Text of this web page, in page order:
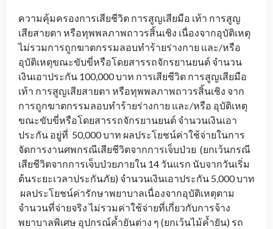
ความคุ้มครองการเสียชีวิต การสูญเสียมือ เท้า การสูญ
เสียสายตา หรือทุพพลภาพถาวรสิ้นเชิง เนื่องจากอุบัติเหตุ
ไม่รวมการถูกฆาตกรรมลอบทำร้ายร่างกาย และ/หรือ
อุบัติเหตุขณะขับขี่หรือโดยสารรถจักรยานยนต์ จำนวน
เงินเอาประกัน 100,000 บาท การเสียชีวิต การสูญเสียมือ
เท้า การสูญเสียสายตา หรือทุพพลภาพถาวรสิ้นเชิง จาก
การถูกฆาตกรรมลอบทำร้ายร่างกาย และ/หรือ อุบัติเหตุ
ขณะขับขี่หรือโดยสารรถจักรยานยนต์ จำนวนเงินเอา
ประกัน อยู่ที่ 50,000 บาท ผลประโยชน์ค่าใช้จ่ายในการ
จัดการงานศพกรณีเสียชีวิตจากการเจ็บป่วย (ยกเว้นกรณี
เสียชีวิตจากการเจ็บป่วยภายใน 14 วันแรก นับจากวันเริ่ม
ต้นระยะเวลาประกันภัย) จำนวนเงินเอาประกัน 5,000 บาท
ผลประโยชน์ค่ารักษาพยาบาลเนื่องจากอุบัติเหตุตาม
จำนวนที่จ่ายจริง ไม่รวมค่าใช้จ่ายที่เกี่ยวกับการจ้าง
พยาบาลพิเศษ อุปกรณ์ค้ำยันต่าง ๆ (ยกเว้นไม้ค้ำยัน) รถ